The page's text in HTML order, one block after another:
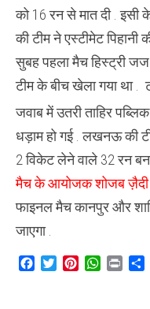
को 16 रन से मात दी .
की टीम ने एस्टीमेट पिहानी
सुबह पहला मैच हिस्ट्री जज
टीम के बीच खेला गया था .
जवाब में उतरी ताहिर
धड़ाम हो गई . लखनऊ की
2 विकेट लेने वाले 32 रन
मैच के आयोजक शोजब
फाइनल मैच कानपुर और
जाएगा .
Facebook
TwitterPinterest Print